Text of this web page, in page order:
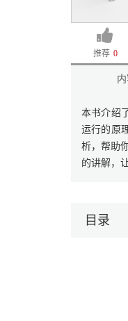
推荐 0
本书介绍
运行的原
析，帮助
的讲解，
目录